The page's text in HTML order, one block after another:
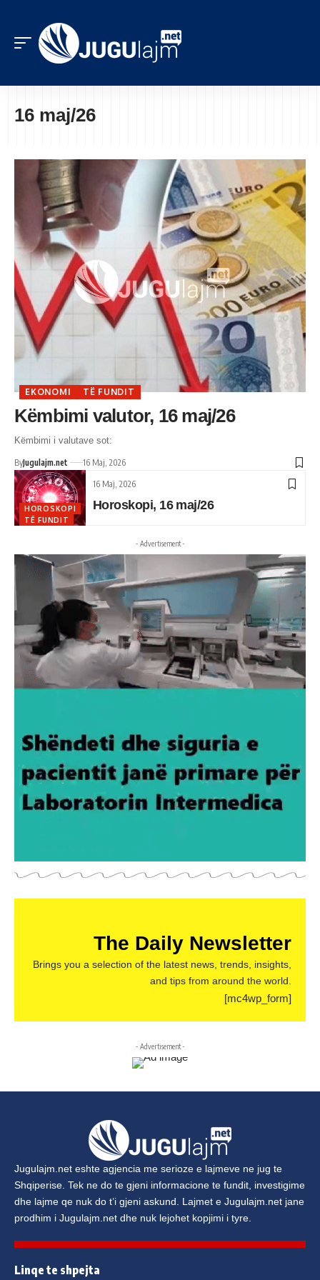
16 maj/26
EKONOMI TË FUNDIT
Këmbimi valutor, 16 maj/26
Këmbimi i valutave sot:
ByJugulajm.net
16 Maj, 2026
16 Maj, 2026
Horoskopi, 16 maj/26
HOROSKOPI
TË FUNDIT
- Advertisement -
The Daily Newsletter
Brings you a selection of the latest news, trends, insights,
and tips from around the world.
[mc4wp_form]
- Advertisement -
Jugulajm.net eshte agjencia me serioze e lajmeve ne jug te
Shqiperise. Tek ne do te gjeni informacione te fundit, investigime
dhe lajme qe nuk do t’i gjeni askund. Lajmet e Jugulajm.net jane
prodhim i Jugulajm.net dhe nuk lejohet kopjimi i tyre.
Linqe te shpejta